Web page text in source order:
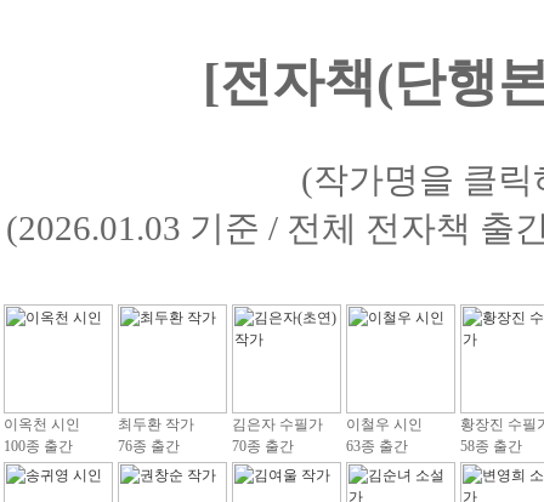
[전자책(단행
(작가명을 클
(2026.01.03 기준 / 전체 전자책 출
이옥천 시인
100종 출간
최두환 작가
76종 출간
김은자 수필가
70종 출간
이철우 시인
63종 출간
황장진 수필
58종 출간